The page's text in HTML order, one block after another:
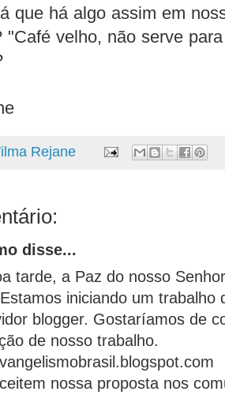
que há algo assim em
"Café velho, não serve
Rejane
disse...
tarde, a Paz do nosso
iniciando um trabalho
blogger. Gostaríamos de
de nosso trabalho.
nossa proposta nos